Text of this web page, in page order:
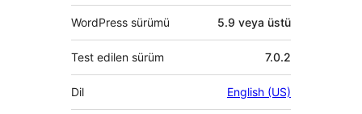
WordPress sürümü 5.9 veya üstü
Test edilen sürüm 7.0.2
Dil English (US)